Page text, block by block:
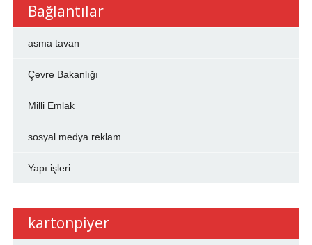
Bağlantılar
asma tavan
Çevre Bakanlığı
Milli Emlak
sosyal medya reklam
Yapı işleri
kartonpiyer